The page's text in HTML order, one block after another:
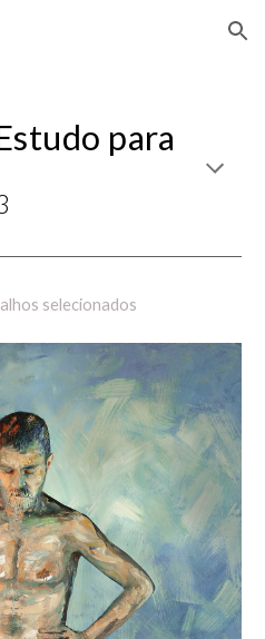
Skip to navigation
para
selecionados